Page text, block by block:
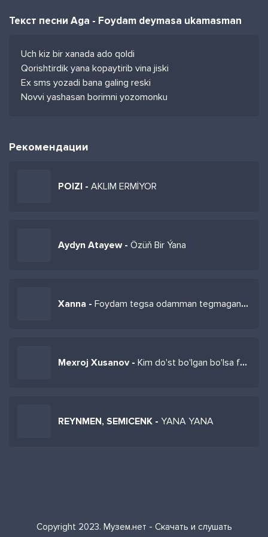
Текст песни Aga - Foydam deymasa ukamasman
Uch kiz bir xanada ado qoldi
Qorishtirdik yana kopaytirib vina jiski
Ex sms yozadi bana galing reski
Novvi yashasan borimni yozomonku
Рекомендации
POIZI - AKLIM ERMİYOR
Aydyn Atayew - Özüň Bir Ýana
Xanna - Foydam tegsa odamman tegmaganda keraksiz
Mexroj Xusanov - Kim do'st bo'lgan bo'lsa foydam tekguncha
REYNMEN, SEMICENK - YANA YANA
Copyright 2023. Музем.нет - Скачать и слушать